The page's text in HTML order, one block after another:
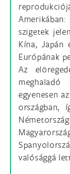
szigetek
Kína, Japán
Európának
Az
egyenesen
országban,
valósággá